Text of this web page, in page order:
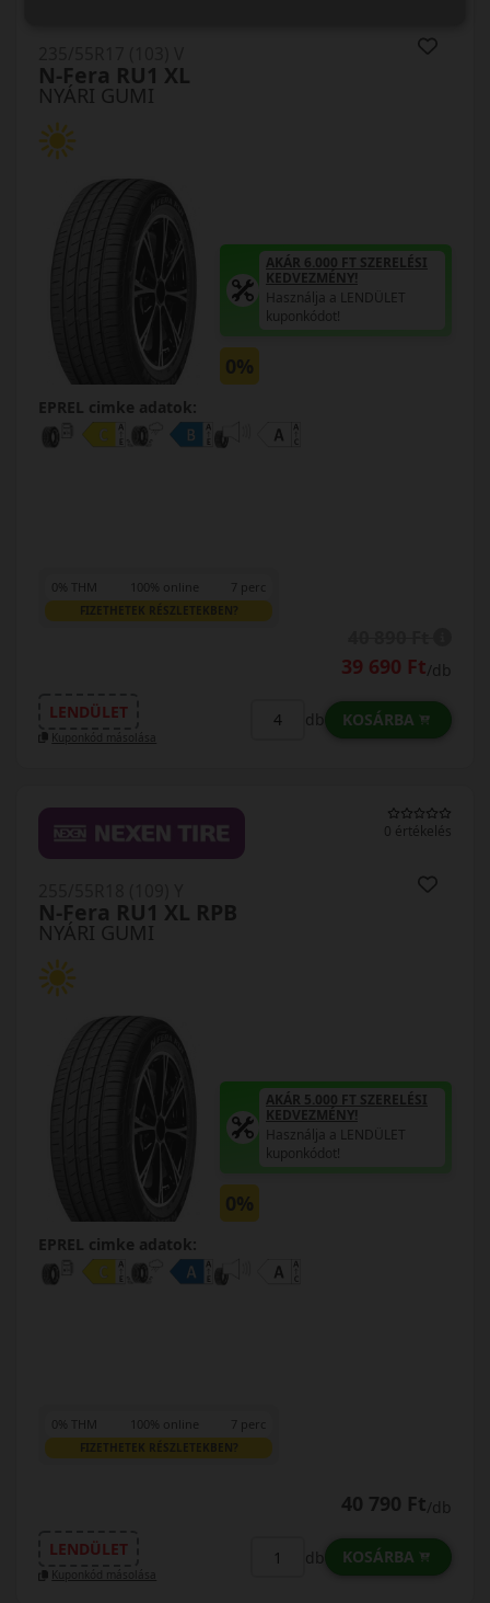
NYÁRI GUMI
N-Fera RU1 XL
AKÁR 6.000 FT SZERELÉSI
KEDVEZMÉNY!
Használja a LENDÜLET
kuponkódot!
0%
EPREL cimke adatok:
0% THM 100% online 7 perc
FIZETHETEK RÉSZLETEKBEN?
39 690 Ft/db
LENDÜLET
Kuponkód másolása
db KOSÁRBA
0 értékelés
NYÁRI GUMI
N-Fera RU1 XL RPB
AKÁR 5.000 FT SZERELÉSI
KEDVEZMÉNY!
Használja a LENDÜLET
kuponkódot!
0%
EPREL cimke adatok:
0% THM 100% online 7 perc
FIZETHETEK RÉSZLETEKBEN?
40 790 Ft/db
LENDÜLET
Kuponkód másolása
db KOSÁRBA